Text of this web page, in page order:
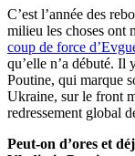
C’est l’année des
milieu les choses ont
coup de force
qu’elle n’a débuté.
Poutine, qui marque
Ukraine, sur le front
redressement global
Peut-on d’ores et